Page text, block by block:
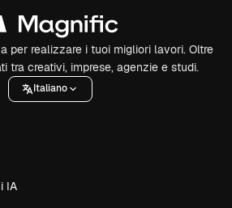
per realizzare i tuoi migliori lavori. Oltre
tra creativi, imprese, agenzie e studi.
Italiano
IA